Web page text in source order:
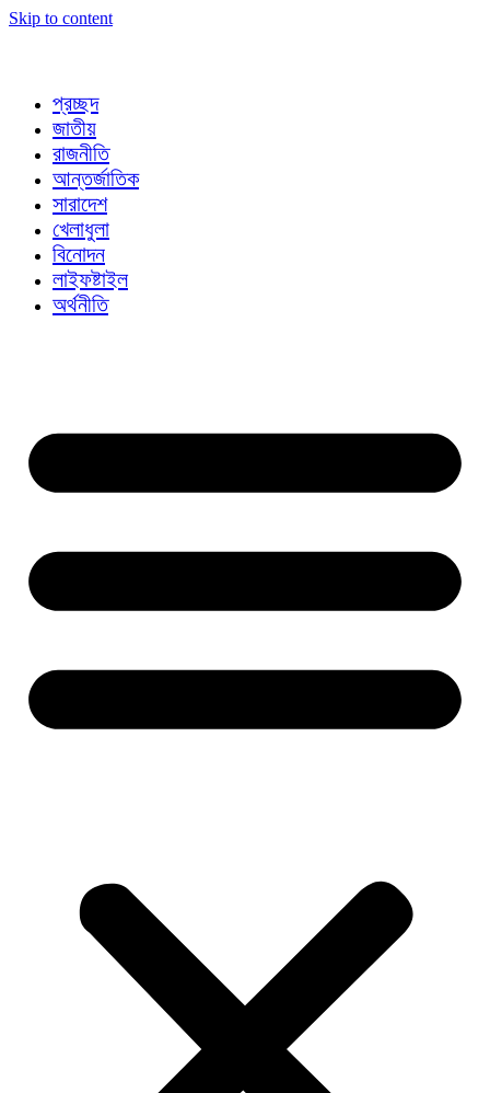
Skip to content
প্রচ্ছদ
জাতীয়
রাজনীতি
আন্তর্জাতিক
সারাদেশ
খেলাধুলা
বিনোদন
লাইফষ্টাইল
অর্থনীতি